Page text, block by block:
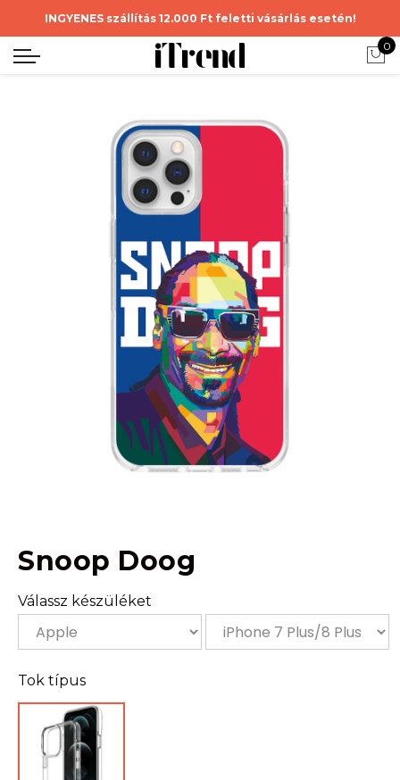
INGYENES szállítás 12.000 Ft feletti vásárlás esetén!
0
Snoop Doog
Válassz készüléket
Tok típus